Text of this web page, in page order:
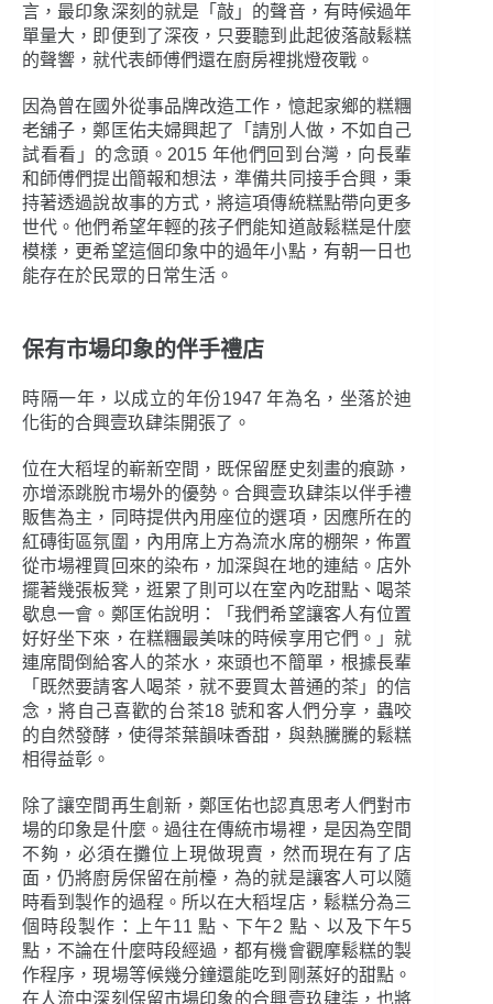
言，最印象深刻的就是「敲」的聲音，有時候過年
單量大，即便到了深夜，只要聽到此起彼落敲鬆糕
的聲響，就代表師傅們還在廚房裡挑燈夜戰。
因為曾在國外從事品牌改造工作，憶起家鄉的糕糰
老舖子，鄭匡佑夫婦興起了「請別人做，不如自己
試看看」的念頭。2015 年他們回到台灣，向長輩
和師傅們提出簡報和想法，準備共同接手合興，秉
持著透過說故事的方式，將這項傳統糕點帶向更多
世代。他們希望年輕的孩子們能知道敲鬆糕是什麼
模樣，更希望這個印象中的過年小點，有朝一日也
能存在於民眾的日常生活。
保有市場印象的伴手禮店
時隔一年，以成立的年份1947 年為名，坐落於迪
化街的合興壹玖肆柒開張了。
位在大稻埕的嶄新空間，既保留歷史刻畫的痕跡，
亦增添跳脫市場外的優勢。合興壹玖肆柒以伴手禮
販售為主，同時提供內用座位的選項，因應所在的
紅磚街區氛圍，內用席上方為流水席的棚架，佈置
從市場裡買回來的染布，加深與在地的連結。店外
擺著幾張板凳，逛累了則可以在室內吃甜點、喝茶
歇息一會。鄭匡佑說明：「我們希望讓客人有位置
好好坐下來，在糕糰最美味的時候享用它們。」就
連席間倒給客人的茶水，來頭也不簡單，根據長輩
「既然要請客人喝茶，就不要買太普通的茶」的信
念，將自己喜歡的台茶18 號和客人們分享，蟲咬
的自然發酵，使得茶葉韻味香甜，與熱騰騰的鬆糕
相得益彰。
除了讓空間再生創新，鄭匡佑也認真思考人們對市
場的印象是什麼。過往在傳統市場裡，是因為空間
不夠，必須在攤位上現做現賣，然而現在有了店
面，仍將廚房保留在前檯，為的就是讓客人可以隨
時看到製作的過程。所以在大稻埕店，鬆糕分為三
個時段製作：上午11 點、下午2 點、以及下午5
點，不論在什麼時段經過，都有機會觀摩鬆糕的製
作程序，現場等候幾分鐘還能吃到剛蒸好的甜點。
在人流中深刻保留市場印象的合興壹玖肆柒，也將